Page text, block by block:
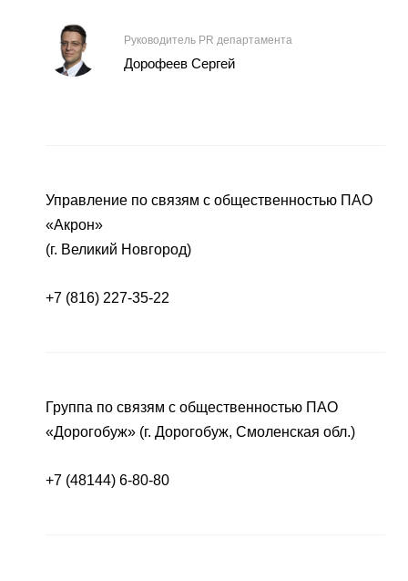
Руководитель PR департамента
Дорофеев Сергей
Управление по связям с общественностью ПАО
«Акрон»
(г. Великий Новгород)
+7 (816) 227-35-22
Группа по связям с общественностью ПАО
«Дорогобуж» (г. Дорогобуж, Смоленская обл.)
+7 (48144) 6-80-80